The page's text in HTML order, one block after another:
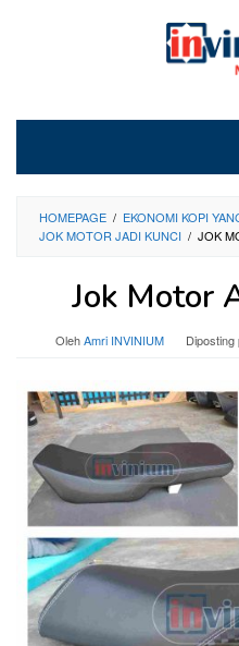
HOMEPAGE / EKONOMI KOPI
JOK MOTOR JADI KUNCI / JOK
Jok Motor
OlehAmri INVINIUM Diposting